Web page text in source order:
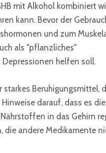
mit Alkohol kombiniert
kann. Bevor der
und zum
als "pflanzliches"
helfen soll.
starkes Beruhigungsmittel,
darauf, dass es
in das Gehirn
die andere Medikamente